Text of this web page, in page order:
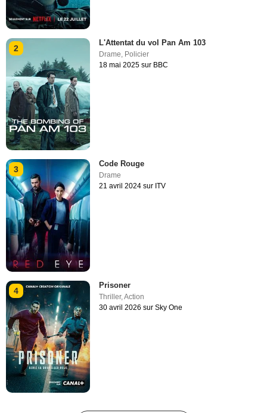
2
L'Attentat du vol Pan Am 103
Drame, Policier
18 mai 2025 sur BBC
3
Code Rouge
Drame
21 avril 2024 sur ITV
4
Prisoner
Thriller,Action
30 avril 2026 sur Sky One